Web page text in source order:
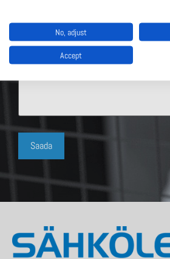
No, adjust
Accept